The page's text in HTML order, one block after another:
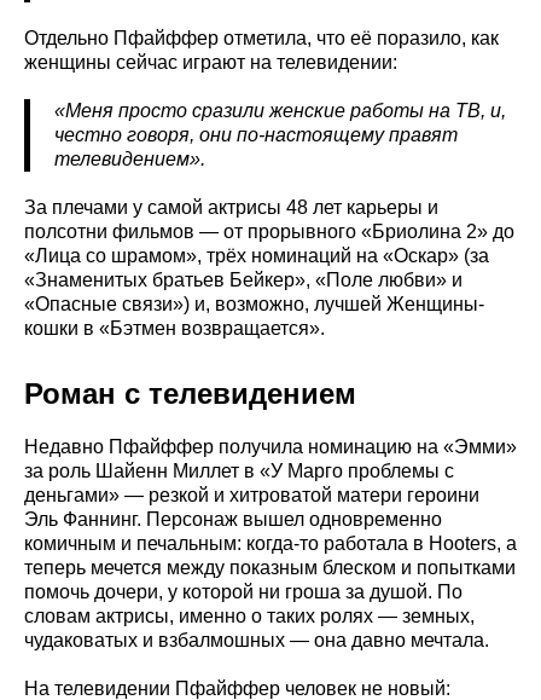
Отдельно Пфайффер отметила, что её поразило, как
женщины сейчас играют на телевидении:
«Меня просто сразили женские работы на ТВ, и,
честно говоря, они по-настоящему правят
телевидением».
За плечами у самой актрисы 48 лет карьеры и
полсотни фильмов — от прорывного «Бриолина 2» до
«Лица со шрамом», трёх номинаций на «Оскар» (за
«Знаменитых братьев Бейкер», «Поле любви» и
«Опасные связи») и, возможно, лучшей Женщины-
кошки в «Бэтмен возвращается».
Роман с телевидением
Недавно Пфайффер получила номинацию на «Эмми»
за роль Шайенн Миллет в «У Марго проблемы с
деньгами» — резкой и хитроватой матери героини
Эль Фаннинг. Персонаж вышел одновременно
комичным и печальным: когда-то работала в Hooters, а
теперь мечется между показным блеском и попытками
помочь дочери, у которой ни гроша за душой. По
словам актрисы, именно о таких ролях — земных,
чудаковатых и взбалмошных — она давно мечтала.
На телевидении Пфайффер человек не новый: